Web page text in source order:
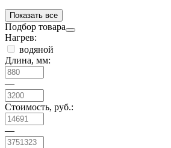
Показать все
Подбор товара
Нагрев:
водяной
Длина, мм:
—
Стоимость, руб.:
—